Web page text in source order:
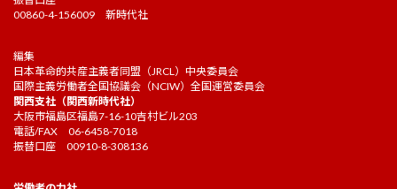
00860-4-156009 新時代社
編集
日本革命的共産主義者同盟（JRCL）中央委員会
国際主義労働者全国協議会（NCIW）全国運営委員会
関西支社（関西新時代社）
大阪市福島区福島7-16-10吉村ビル203
電話/FAX 06-6458-7018
振替口座 00910-8-308136